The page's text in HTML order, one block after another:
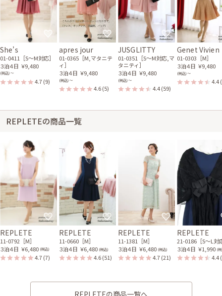
She’s
01-0411［S〜M対応］
３泊４日 ￥9,480
(税込) 〜
4.7(9)
apres jour
01-0365［M,マタニテ
ィ］
３泊４日 ￥9,480
(税込) 〜
4.6(5)
JUSGLITTY
01-0351［S〜M対応,マ
タニティ］
３泊４日 ￥9,480
(税込) 〜
4.4(59)
Genet Vivien
01-0303［M］
３泊４日 ￥9,480
(税込) 〜
4.4
REPLETEの商品一覧
REPLETE
11-0792［M］
３泊４日 ￥6,480 (税込)
4.7(7)
REPLETE
11-0660［M］
３泊４日 ￥6,480 (税込)
4.6(51)
REPLETE
11-1381［M］
３泊４日 ￥6,480 (税込)
4.7(21)
REPLETE
21-0186［S〜L対
３泊４日 ￥1,990 (
4.4
REPLETEの商品一覧へ